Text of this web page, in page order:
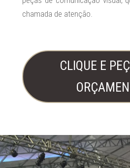
chamada de atenção.
CLIQUE E